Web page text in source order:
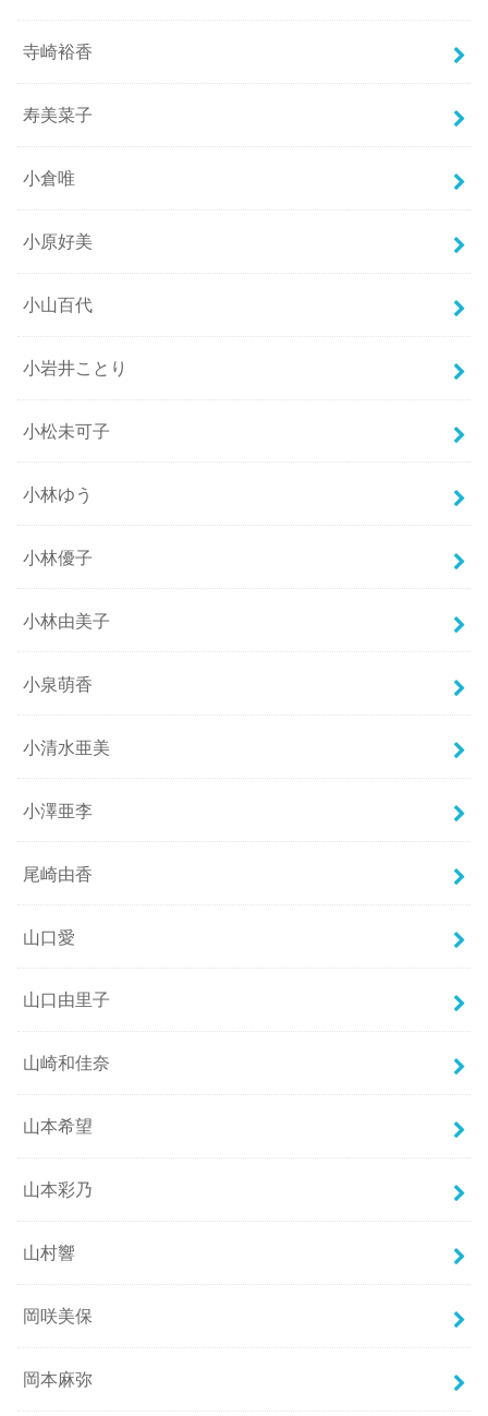
寺崎裕香
寿美菜子
小倉唯
小原好美
小山百代
小岩井ことり
小松未可子
小林ゆう
小林優子
小林由美子
小泉萌香
小清水亜美
小澤亜李
尾崎由香
山口愛
山口由里子
山崎和佳奈
山本希望
山本彩乃
山村響
岡咲美保
岡本麻弥